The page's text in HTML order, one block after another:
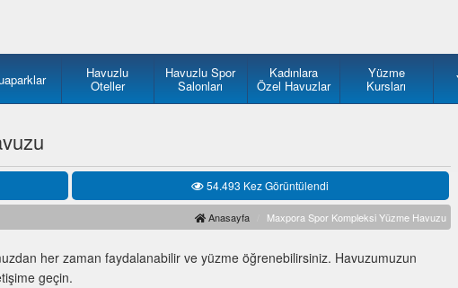
Havuzlu
Oteller
Havuzlu Spor
Salonları
Kadınlara
Özel Havuzlar
Yüzme
Kursları
54.493 Kez Görüntülendi
Anasayfa Maxpora Spor Kompleksi Yüzme Havuzu
her zaman faydalanabilir ve yüzme öğrenebilirsiniz. Havuzumuzun
geçin.